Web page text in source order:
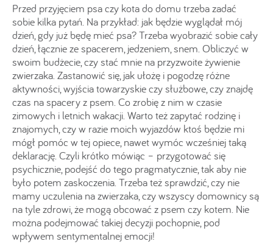
Przed przyjęciem psa czy kota do domu trzeba zadać
sobie kilka pytań. Na przykład: jak będzie wyglądał mój
dzień, gdy już będę mieć psa? Trzeba wyobrazić sobie cały
dzień, łącznie ze spacerem, jedzeniem, snem. Obliczyć w
swoim budżecie, czy stać mnie na przyzwoite żywienie
zwierzaka. Zastanowić się, jak ułożę i pogodzę różne
aktywności, wyjścia towarzyskie czy służbowe, czy znajdę
czas na spacery z psem. Co zrobię z nim w czasie
zimowych i letnich wakacji. Warto też zapytać rodzinę i
znajomych, czy w razie moich wyjazdów ktoś będzie mi
mógł pomóc w tej opiece, nawet wymóc wcześniej taką
deklarację. Czyli krótko mówiąc – przygotować się
psychicznie, podejść do tego pragmatycznie, tak aby nie
było potem zaskoczenia. Trzeba też sprawdzić, czy nie
mamy uczulenia na zwierzaka, czy wszyscy domownicy są
na tyle zdrowi, że mogą obcować z psem czy kotem. Nie
można podejmować takiej decyzji pochopnie, pod
wpływem sentymentalnej emocji!